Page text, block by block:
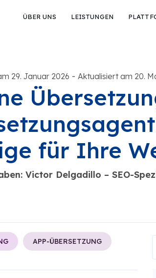
ÜBER UNS LEISTUNGEN
29. Januar 2026 - Aktualisiert am 20.
für Ihre
Victor Delgadillo – SEO-
APP-ÜBERSETZUNG